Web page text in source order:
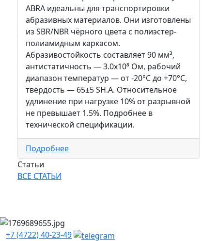
ABRA идеальны для транспортировки
абразивных материалов. Они изготовлены
из SBR/NBR чёрного цвета с полиэстер-
полиамидным каркасом.
Абразивостойкость составляет 90 мм³,
антистатичность — 3.0х10⁸ Ом, рабочий
диапазон температур — от -20°С до +70°C,
твёрдость — 65±5 SH.A. Относительное
удлинение при нагрузке 10% от разрывной
не превышает 1.5%. Подробнее в
технической спецификации.
Подробнее
Статьи
ВСЕ СТАТЬИ
+7 (4722) 40-23-49